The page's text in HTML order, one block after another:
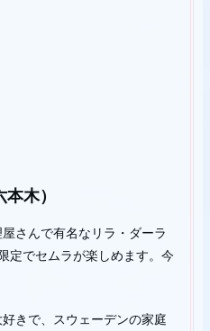
木）
さんで有名なリラ・ダーラ
定でセムラが楽しめます。今
きで、スウェーデンの家庭